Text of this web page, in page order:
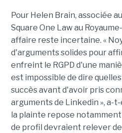
Pour Helen Brain, associée
Square One Law au
affaire reste incertaine. «
d'arguments solides pour
enfreint le RGPD d'une
est impossible de dire
succès avant d'avoir pris
arguments de Linkedin », a-
la plainte repose notamment
de profil devraient relever de